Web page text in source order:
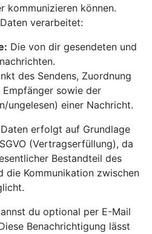
kommunizieren können.
verarbeitet:
Die von dir gesendeten und
des Sendens, Zuordnung
sowie der
ungelesen) einer Nachricht.
erfolgt auf Grundlage
(Vertragserfüllung), da
Bestandteil des
die Kommunikation zwischen
du optional per E-Mail
Benachrichtigung lässt